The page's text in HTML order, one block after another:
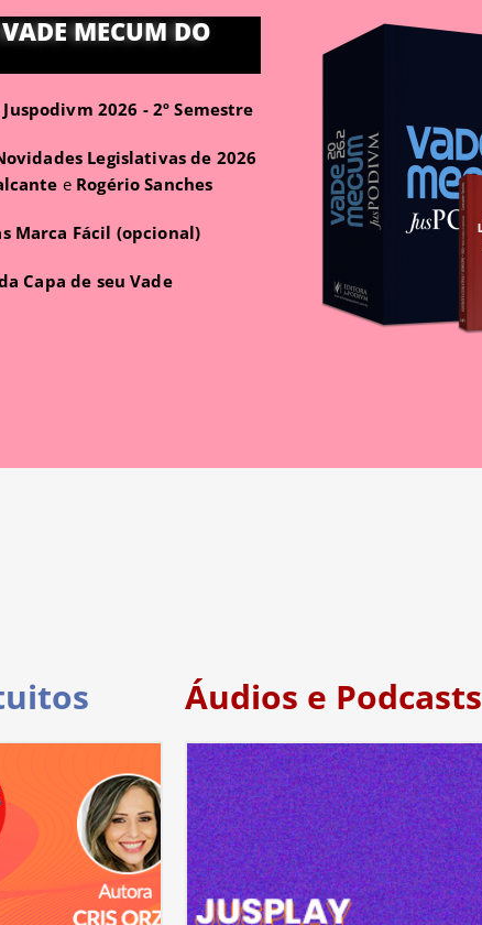
MECUM DO
2026 - 2º Semestre
Legislativas de 2026
e Rogério Sanches
Marca Fácil (opcional)
Capa de seu Vade
Áudios e Podcasts